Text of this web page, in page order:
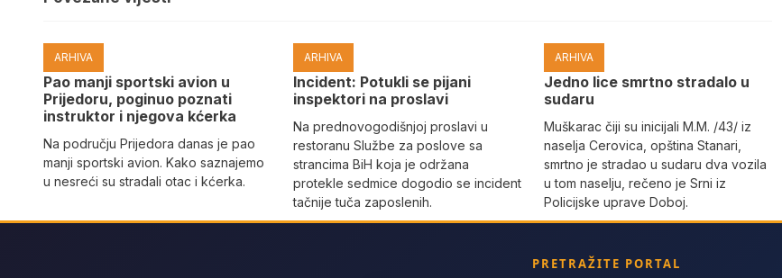
ARHIVA
Pao manji sportski avion u
Prijedoru, poginuo poznati
instruktor i njegova kćerka
Na području Prijedora danas je pao
manji sportski avion. Kako saznajemo
u nesreći su stradali otac i kćerka.
ARHIVA
Incident: Potukli se pijani
inspektori na proslavi
Na prednovogodišnjoj proslavi u
restoranu Službe za poslove sa
strancima BiH koja je održana
protekle sedmice dogodio se incident
tačnije tuča zaposlenih.
ARHIVA
Јedno lice smrtno stradalo u
sudaru
Muškarac čiji su inicijali M.M. /43/ iz
naselja Cerovica, opština Stanari,
smrtno je stradao u sudaru dva vozila
u tom naselju, rečeno je Srni iz
Policijske uprave Doboj.
PRETRAŽITE PORTAL